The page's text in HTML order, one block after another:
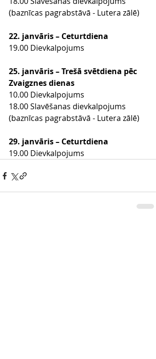
(baznīcas pagrabstāvā - Lutera zālē)
22. janvāris – Ceturtdiena
19.00 Dievkalpojums
25. janvāris – Trešā svētdiena pēc
Zvaigznes dienas
10.00 Dievkalpojums
18.00 Slavēšanas dievkalpojums
(baznīcas pagrabstāvā - Lutera zālē)
29. janvāris – Ceturtdiena
19.00 Dievkalpojums